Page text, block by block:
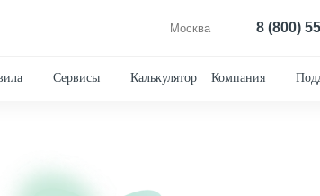
Москва 8 (800)
Сервисы Калькулятор Компания